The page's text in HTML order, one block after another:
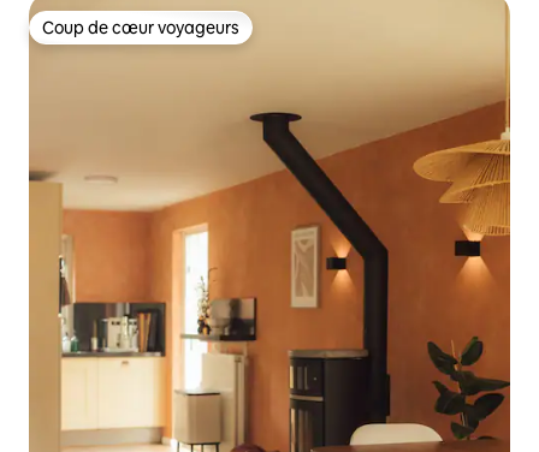
Coup de cœur voyageurs
Coup de cœur voyageurs